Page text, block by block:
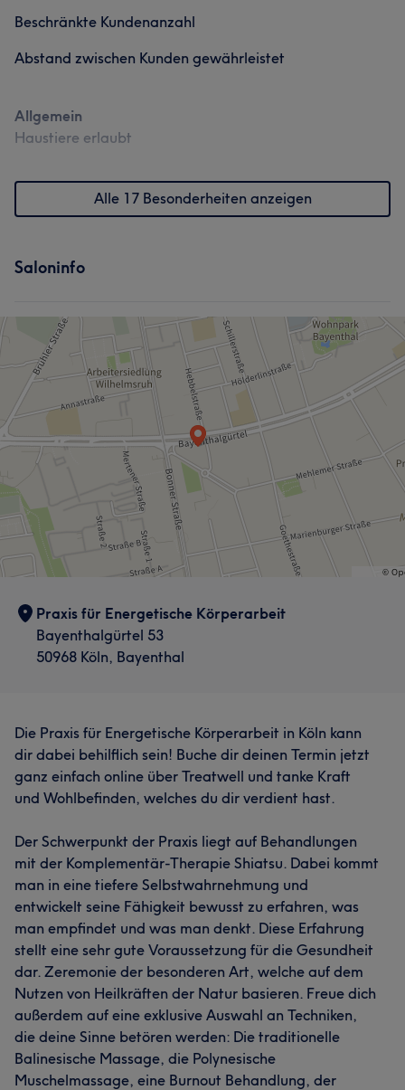
Beschränkte Kundenanzahl
Abstand zwischen Kunden gewährleistet
Allgemein
Haustiere erlaubt
Alle 17 Besonderheiten anzeigen
Saloninfo
Praxis für Energetische Körperarbeit
Bayenthalgürtel 53
50968 Köln, Bayenthal
Die Praxis für Energetische Körperarbeit in Köln kann
dir dabei behilflich sein! Buche dir deinen Termin jetzt
ganz einfach online über Treatwell und tanke Kraft
und Wohlbefinden, welches du dir verdient hast.
Der Schwerpunkt der Praxis liegt auf Behandlungen
mit der Komplementär-Therapie Shiatsu. Dabei kommt
man in eine tiefere Selbstwahrnehmung und
entwickelt seine Fähigkeit bewusst zu erfahren, was
man empfindet und was man denkt. Diese Erfahrung
stellt eine sehr gute Voraussetzung für die Gesundheit
dar. Zeremonie der besonderen Art, welche auf dem
Nutzen von Heilkräften der Natur basieren. Freue dich
außerdem auf eine exklusive Auswahl an Techniken,
die deine Sinne betören werden: Die traditionelle
Balinesische Massage, die Polynesische
Muschelmassage, eine Burnout Behandlung, der